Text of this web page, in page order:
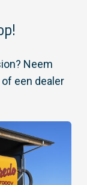
Neem
een dealer